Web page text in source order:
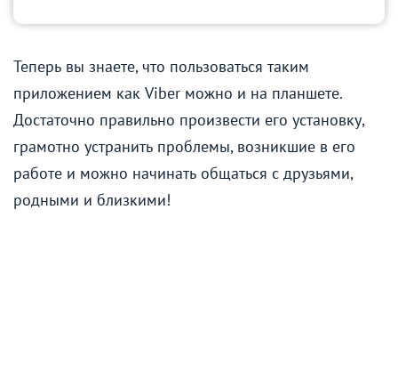
Теперь вы знаете, что пользоваться таким
приложением как Viber можно и на планшете.
Достаточно правильно произвести его установку,
грамотно устранить проблемы, возникшие в его
работе и можно начинать общаться с друзьями,
родными и близкими!